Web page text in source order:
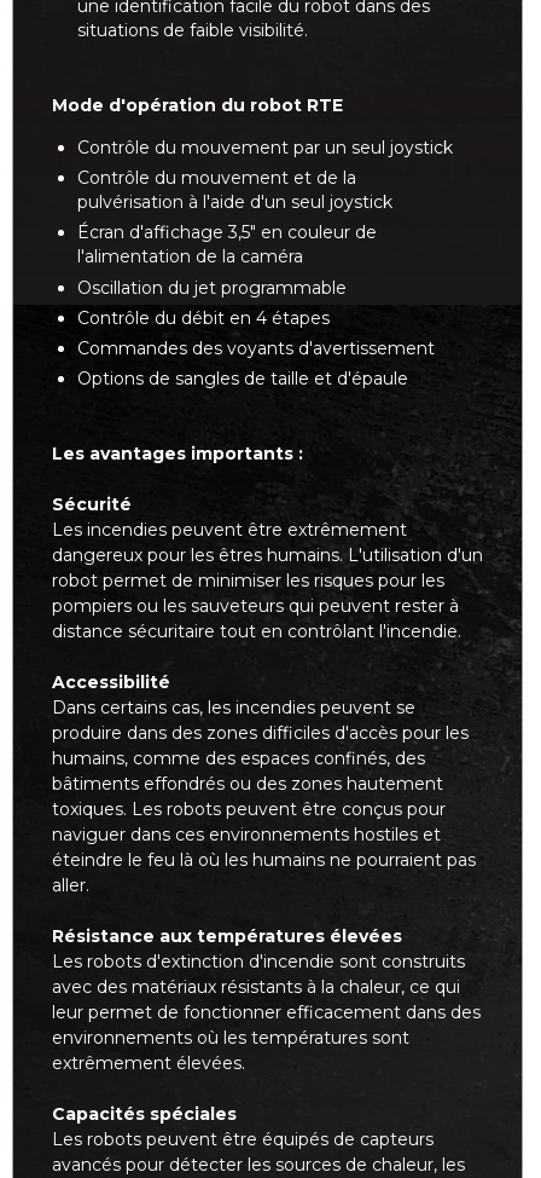
une identification facile du robot dans des
situations de faible visibilité.
Mode d'opération du robot RTE
Contrôle du mouvement par un seul joystick
Contrôle du mouvement et de la
pulvérisation à l'aide d'un seul joystick
Écran d'affichage 3,5" en couleur de
l'alimentation de la caméra
Oscillation du jet programmable
Contrôle du débit en 4 étapes
Commandes des voyants d'avertissement
Options de sangles de taille et d'épaule
Les avantages importants :
Sécurité
Les incendies peuvent être extrêmement
dangereux pour les êtres humains. L'utilisation d'un
robot permet de minimiser les risques pour les
pompiers ou les sauveteurs qui peuvent rester à
distance sécuritaire tout en contrôlant l'incendie.
Accessibilité
Dans certains cas, les incendies peuvent se
produire dans des zones difficiles d'accès pour les
humains, comme des espaces confinés, des
bâtiments effondrés ou des zones hautement
toxiques. Les robots peuvent être conçus pour
naviguer dans ces environnements hostiles et
éteindre le feu là où les humains ne pourraient pas
aller.
Résistance aux températures élevées
Les robots d'extinction d'incendie sont construits
avec des matériaux résistants à la chaleur, ce qui
leur permet de fonctionner efficacement dans des
environnements où les températures sont
extrêmement élevées.
Capacités spéciales
Les robots peuvent être équipés de capteurs
avancés pour détecter les sources de chaleur, les